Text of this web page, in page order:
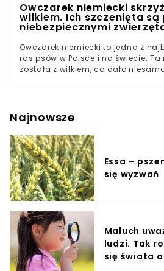
Owczarek niemiecki
wilkiem. Ich szczenięta są
niebezpiecznymi
Owczarek niemiecki to jedna z
ras psów w Polsce i na świecie.
została z wilkiem, co dało
przeciwieństwie do nich są dzikie i
ognia. Co więc stanie się, gdy
będą mieć dzieci? Efekt jest piękny,
mogą być bardzo niebezpieczne!
Najnowsze
Essa –
się wyzwań
Maluch
ludzi. Tak
się świata